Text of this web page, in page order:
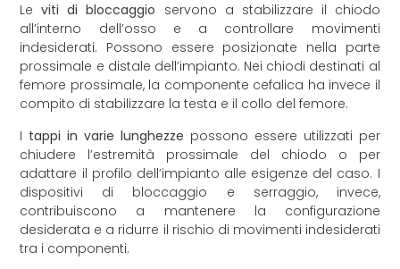
Leviti di bloccaggio servono a stabilizzare il chiodo
all’interno dell’osso e a controllare movimenti
indesiderati. Possono essere posizionate nella parte
prossimale e distale dell’impianto. Nei chiodi destinati al
femore prossimale, la componente cefalica ha invece il
compito di stabilizzare la testa e il collo del femore.
I tappi in varie lunghezze possono essere utilizzati per
chiudere l’estremità prossimale del chiodo o per
adattare il profilo dell’impianto alle esigenze del caso. I
dispositivi di bloccaggio e serraggio, invece,
contribuiscono a mantenere la configurazione
desiderata e a ridurre il rischio di movimenti indesiderati
tra i componenti.